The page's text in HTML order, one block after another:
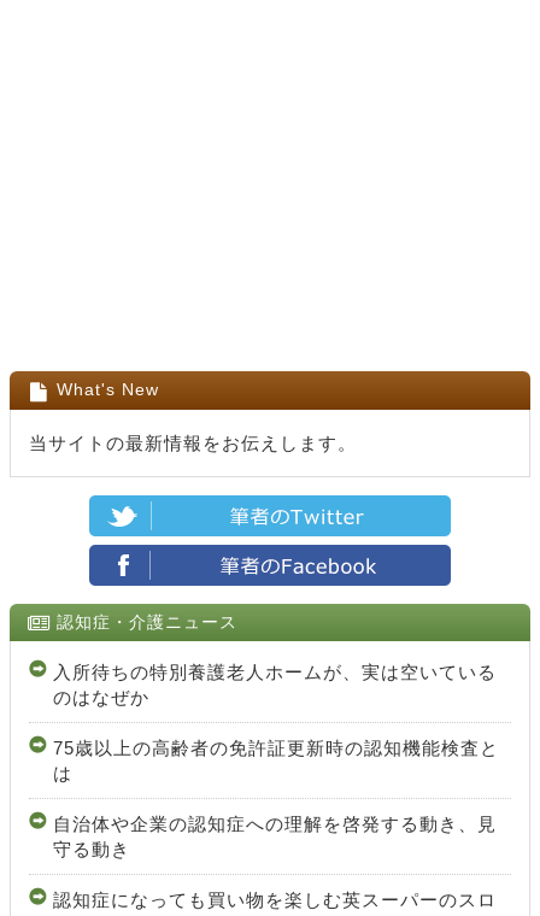
What's New
当サイトの最新情報をお伝えします。
認知症・介護ニュース
入所待ちの特別養護老人ホームが、実は空いている
のはなぜか
75歳以上の高齢者の免許証更新時の認知機能検査と
は
自治体や企業の認知症への理解を啓発する動き、見
守る動き
認知症になっても買い物を楽しむ英スーパーのスロ